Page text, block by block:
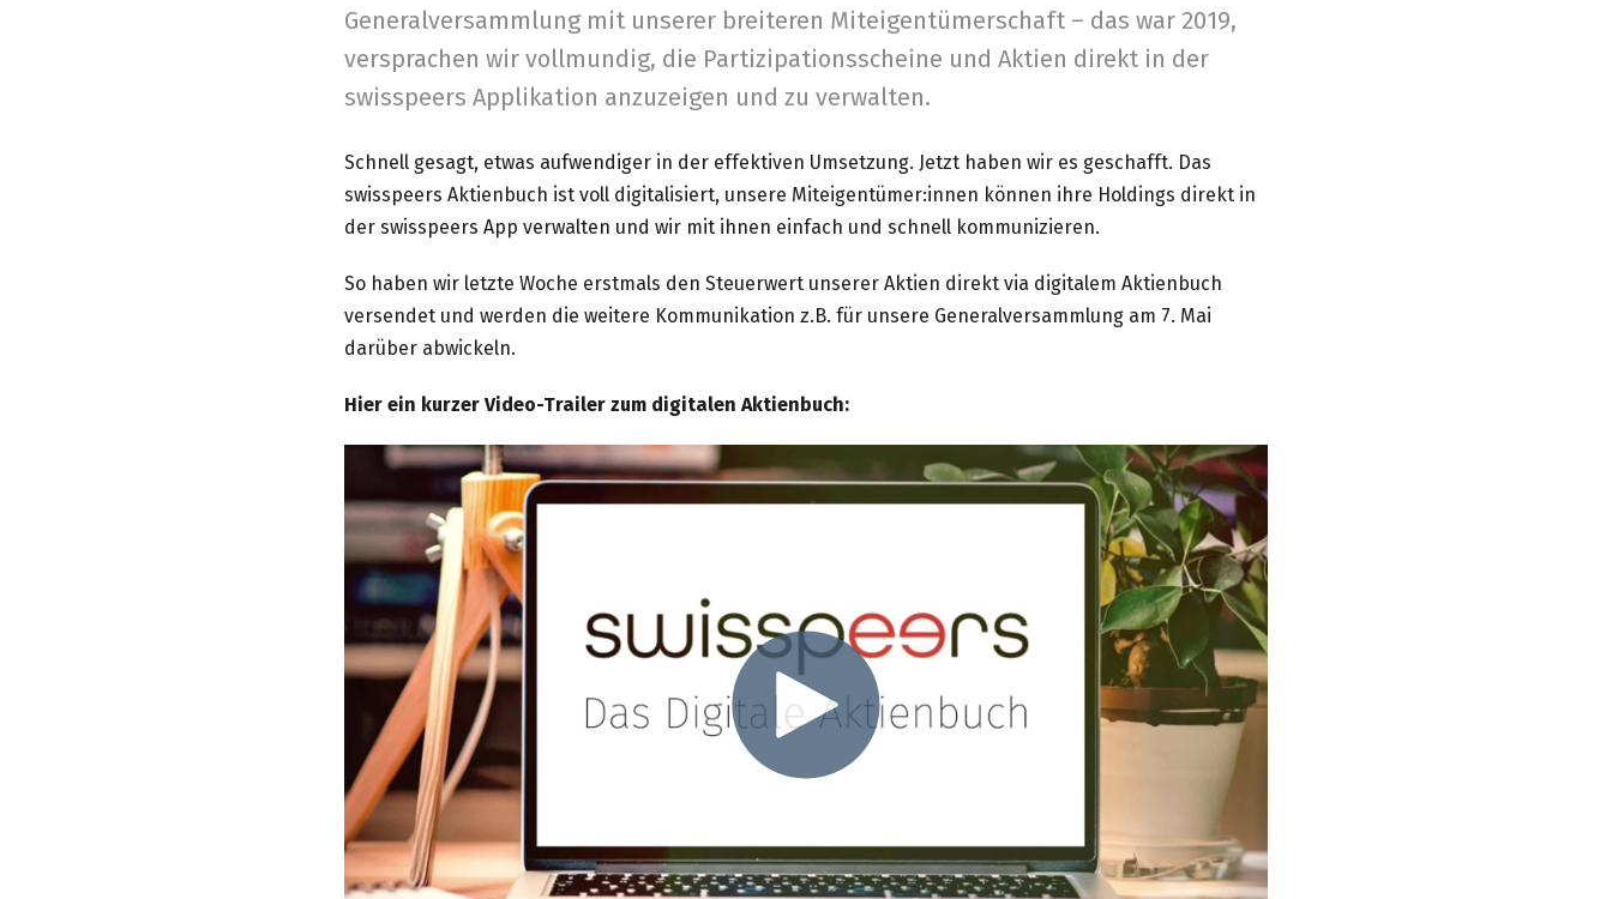
Generalversammlung mit unserer breiteren Miteigentümerschaft – das war 2019,
versprachen wir vollmundig, die Partizipationsscheine und Aktien direkt in der
swisspeers Applikation anzuzeigen und zu verwalten.
Schnell gesagt, etwas aufwendiger in der effektiven Umsetzung. Jetzt haben wir es geschafft. Das
swisspeers Aktienbuch ist voll digitalisiert, unsere Miteigentümer:innen können ihre Holdings direkt in
der swisspeers App verwalten und wir mit ihnen einfach und schnell kommunizieren.
So haben wir letzte Woche erstmals den Steuerwert unserer Aktien direkt via digitalem Aktienbuch
versendet und werden die weitere Kommunikation z.B. für unsere Generalversammlung am 7. Mai
darüber abwickeln.
Hier ein kurzer Video-Trailer zum digitalen Aktienbuch: